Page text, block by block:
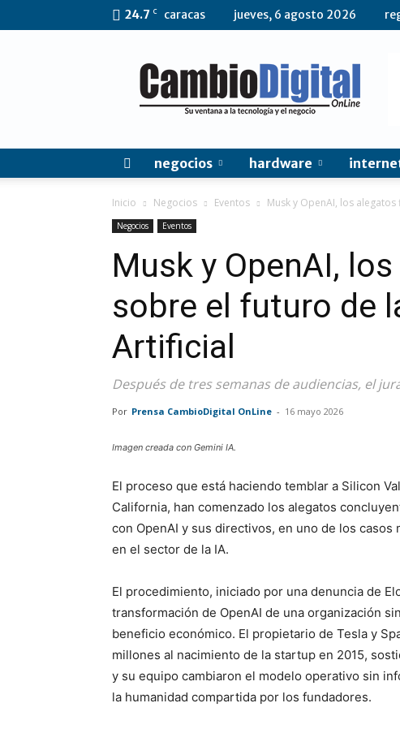
24.7 C caracas jueves, 6 agosto 2026
CambioDigital
OnLine
negocios hardware
Inicio Negocios Eventos Musk y OpenAI, los
Negocios Eventos
Musk y OpenAI,
sobre el futuro de
Artificial
Después de tres semanas de audiencias, el
Por Prensa CambioDigital OnLine - 16 mayo 2026
Imagen creada con Gemini IA.
El proceso que está haciendo temblar a Silicon
California, han comenzado los alegatos
con OpenAI y sus directivos, en uno de los
en el sector de la IA.
El procedimiento, iniciado por una denuncia de
transformación de OpenAI de una organización
beneficio económico. El propietario de Tesla y
millones al nacimiento de la startup en 2015,
y su equipo cambiaron el modelo operativo sin
la humanidad compartida por los fundadores.